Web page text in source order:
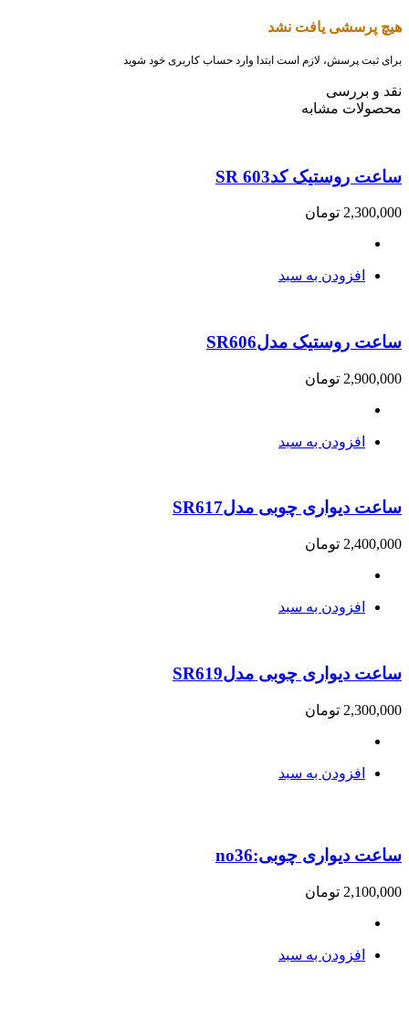
هیچ پرسشی یافت نشد
برای ثبت پرسش، لازم است ابتدا وارد حساب کاربری خود شوید
نقد و بررسی
محصولات مشابه
ساعت روستیک کدSR 603
2,300,000 تومان
افزودن به سبد
ساعت روستیک مدلSR606
2,900,000 تومان
افزودن به سبد
ساعت دیواری چوبی مدلSR617
2,400,000 تومان
افزودن به سبد
ساعت دیواری چوبی مدلSR619
2,300,000 تومان
افزودن به سبد
ساعت دیواری چوبی:no36
2,100,000 تومان
افزودن به سبد